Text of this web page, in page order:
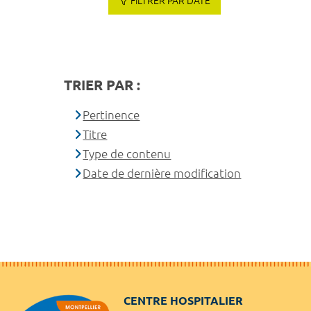
TRIER PAR :
Pertinence
Titre
Type de contenu
Date de dernière modification
CENTRE HOSPITALIER